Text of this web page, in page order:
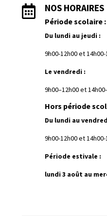
 NOS HORAIRES
Période scolaire :
Du lundi au jeudi :
9h00-12h00 et1
Le vendredi :
9h00–12h00 et
Hors période
Du lundi au
9h00-12h00 et
Période estivale :
lundi 3 août au